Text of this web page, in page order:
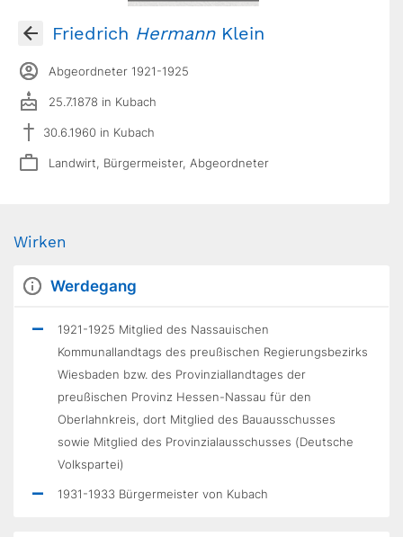
Friedrich HermannKlein
Abgeordneter 1921-1925
25.7.1878 in Kubach
30.6.1960 in Kubach
Landwirt, Bürgermeister, Abgeordneter
Wirken
Werdegang
1921-1925 Mitglied des Nassauischen
Kommunallandtags des preußischen Regierungsbezirks
Wiesbaden bzw. des Provinziallandtages der
preußischen Provinz Hessen-Nassau für den
Oberlahnkreis, dort Mitglied des Bauausschusses
sowie Mitglied des Provinzialausschusses (Deutsche
Volkspartei)
1931-1933 Bürgermeister von Kubach